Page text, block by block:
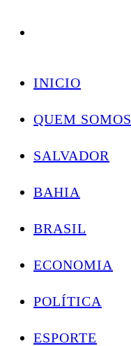
Skip
INICIO
QUEM SOMOS
SALVADOR
BAHIA
BRASIL
ECONOMIA
POLÍTICA
ESPORTE